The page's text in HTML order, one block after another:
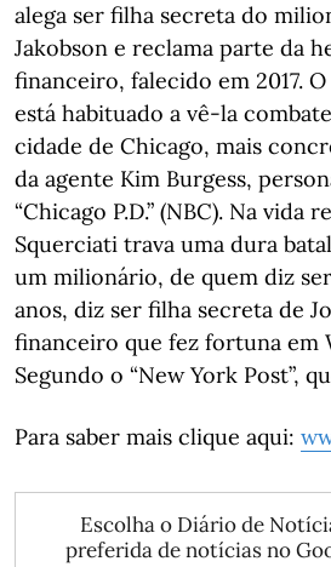
alega ser filha secreta do
Jakobson e reclama parte da
financeiro, falecido em 2017.
está habituado a vê-la
cidade de Chicago, mais
da agente Kim Burgess,
“Chicago P.D.” (NBC). Na vida
Squerciati trava uma dura
um milionário, de quem diz
anos, diz ser filha secreta de
financeiro que fez fortuna em
Segundo o “New York Post”,
Para saber mais clique aqui:
Escolha o Diário de
preferida de notícias no